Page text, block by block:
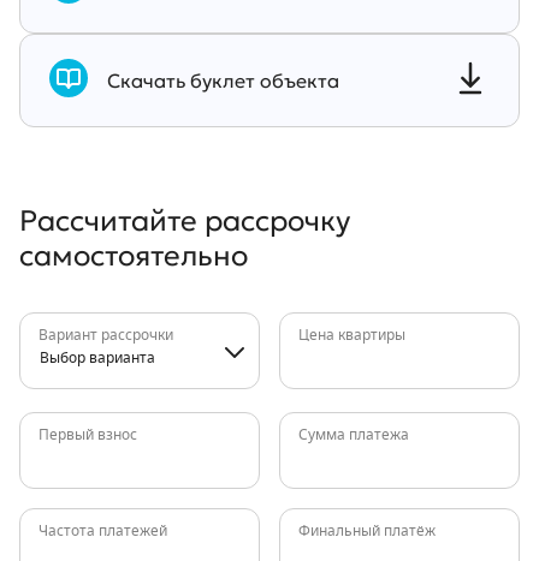
Скачать буклет объекта
Рассчитайте рассрочку
самостоятельно
Вариант рассрочки
Выбор варианта
Цена квартиры
Первый взнос Сумма платежа
Частота платежей Финальный платёж